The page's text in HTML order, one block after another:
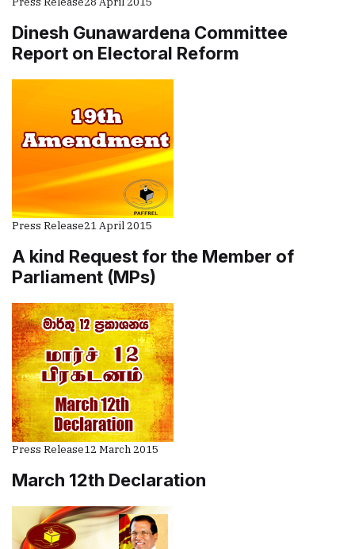
Dinesh Gunawardena Committee
Report on Electoral Reform
Press Release21 April 2015
A kind Request for the Member of
Parliament (MPs)
Press Release12 March 2015
March 12th Declaration